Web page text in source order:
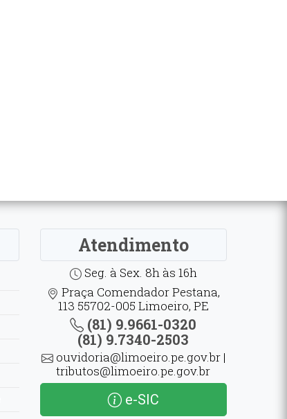
Atendimento
Seg. à Sex. 8h às 16h
Praça Comendador Pestana,
113 55702-005 Limoeiro, PE
(81) 9.9661-0320
(81) 9.7340-2503
ouvidoria@limoeiro.pe.gov.br |
tributos@limoeiro.pe.gov.br
e-SIC